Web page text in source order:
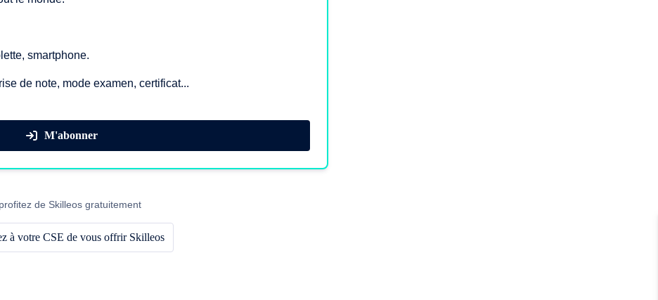
smartphone.
de note, mode examen, certificat...
M'abonner
de Skilleos gratuitement
à votre CSE de vous offrir Skilleos